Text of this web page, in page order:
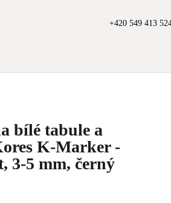
+420 549 413
bílé tabule a
K-Marker -
3-5 mm, černý